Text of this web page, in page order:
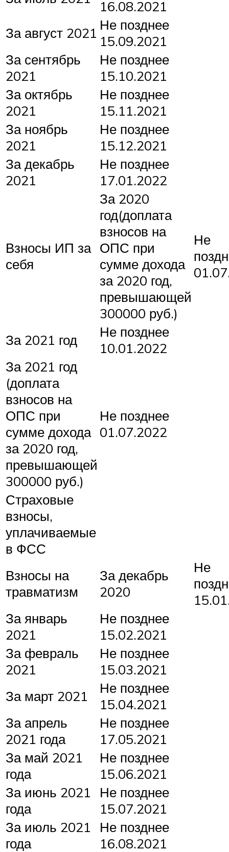
16.08.2021
За август 2021 Не позднее
15.09.2021
За сентябрь
2021
Не позднее
15.10.2021
За октябрь
2021
Не позднее
15.11.2021
За ноябрь
2021
Не позднее
15.12.2021
За декабрь
2021
Не позднее
17.01.2022
Взносы ИП за
себя
За 2020
год(доплата
взносов на
ОПС при
сумме дохода
за 2020 год,
превышающей
300000 руб.)
Не
За 2021 год
Не позднее
10.01.2022
За 2021 год
(доплата
взносов на
ОПС при
сумме дохода
за 2020 год,
превышающей
300000 руб.)
Не позднее
01.07.2022
Страховые
взносы,
уплачиваемые
в ФСС
Взносы на
травматизм
За декабрь
2020
Не
За январь
2021
Не позднее
15.02.2021
За февраль
2021
Не позднее
15.03.2021
За март 2021
Не позднее
15.04.2021
За апрель
2021 года
Не позднее
17.05.2021
За май 2021
года
Не позднее
15.06.2021
За июнь 2021
года
Не позднее
15.07.2021
За июль 2021
года
Не позднее
16.08.2021